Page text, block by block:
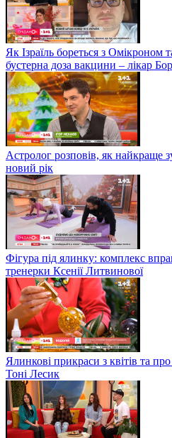
Як Ізраїль бореться з Омікроном
бустерна доза вакцини – лікар
Астролог розповів, як найкраще
новий рік
Фігура під ялинку: комплекс
тренерки Ксенії Литвинової
Ялинкові прикраси з квітів та
Тоні Лесик